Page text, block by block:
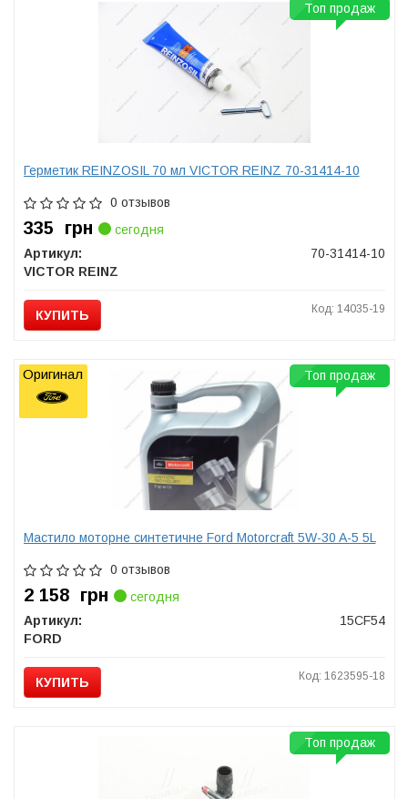
Герметик REINZOSIL 70 мл VICTOR REINZ 70-31414-10
0 отзывов
335 грн
сегодня
Артикул:
70-31414-10
VICTOR REINZ
КУПИТЬ Код: 14035-19
Топ продаж
Мастило моторне синтетичне Ford Motorcraft 5W-30 A-5 5L
0 отзывов
2 158 грн
сегодня
Артикул:
15CF54
FORD
КУПИТЬ Код: 1623595-18
Топ продаж
Оригинал
Топ продаж